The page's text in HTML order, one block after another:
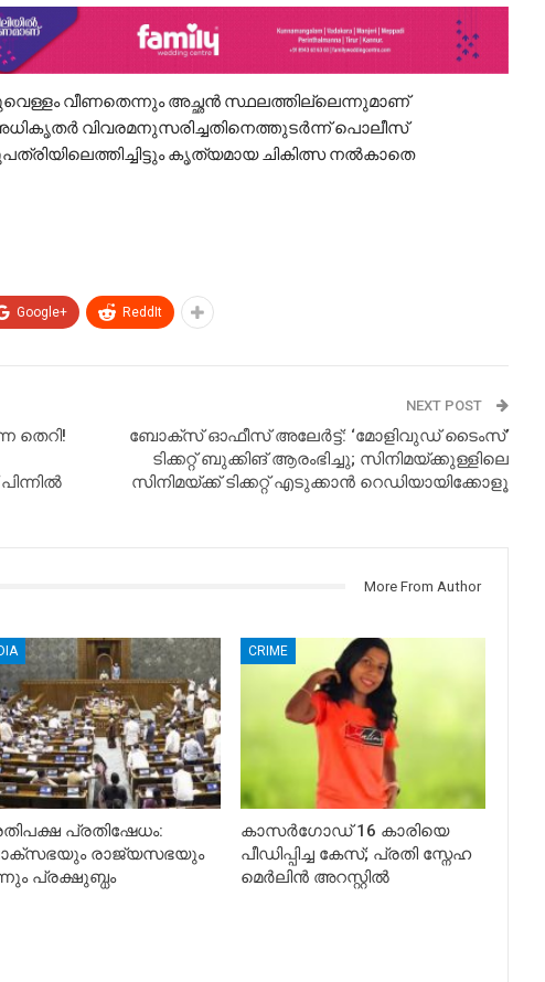
വീണതെന്നും അച്ഛന്‍ സ്ഥലത്തില്ലെന്നുമാണ്
വിവരമനുസരിച്ചതിനെത്തുടർന്ന് പൊലീസ്
കൃത്യമായ ചികിത്സ നല്‍കാതെ
Google+ ReddIt
തെറി!
NEXT POST
ബോക്സ് ഓഫീസ് അലേർട്ട്: ‘മോളിവുഡ് ടൈംസ്’
ടിക്കറ്റ് ബുക്കിങ് ആരംഭിച്ചു; സിനിമയ്ക്കുള്ളിലെ
സിനിമയ്ക്ക് ടിക്കറ്റ് എടുക്കാൻ റെഡിയായിക്കോളൂ
More From Author
പ്രതിഷേധം:
രാജ്യസഭയും
പ്രക്ഷുബ്ധം
CRIME
കാസർഗോഡ് 16 കാരിയെ
പീഡിപ്പിച്ച കേസ്; പ്രതി സ്നേഹ
മെർലിൻ അറസ്റ്റിൽ